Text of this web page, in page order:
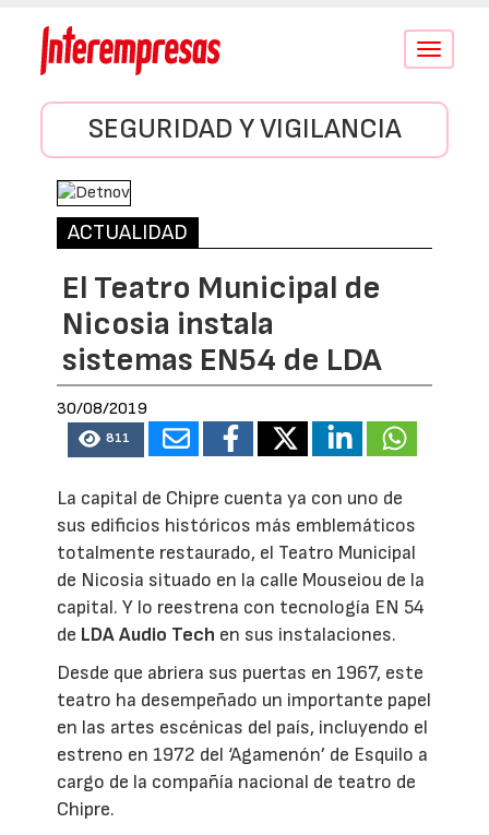
Conmutar
SEGURIDAD Y VIGILANCIA
ACTUALIDAD
El Teatro Municipal de
Nicosia instala
sistemas EN54 de LDA
30/08/2019
811
La capital de Chipre cuenta ya con uno de
sus edificios históricos más emblemáticos
totalmente restaurado, el Teatro Municipal
de Nicosia situado en la calle Mouseiou de la
capital. Y lo reestrena con tecnología EN 54
de LDA Audio Tech en sus instalaciones.
Desde que abriera sus puertas en 1967, este
teatro ha desempeñado un importante papel
en las artes escénicas del país, incluyendo el
estreno en 1972 del ‘Agamenón’ de Esquilo a
cargo de la compañía nacional de teatro de
Chipre.